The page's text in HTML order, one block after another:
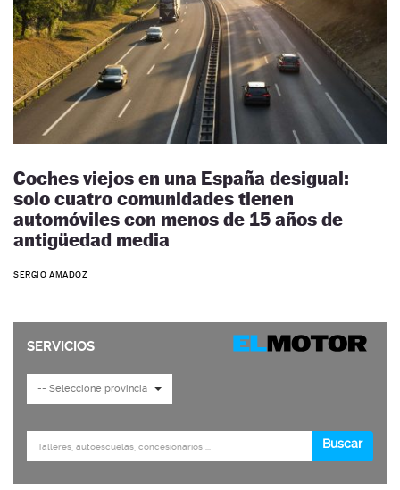
Coches viejos en una España desigual:
solo cuatro comunidades tienen
automóviles con menos de 15 años de
antigüedad media
SERGIO AMADOZ